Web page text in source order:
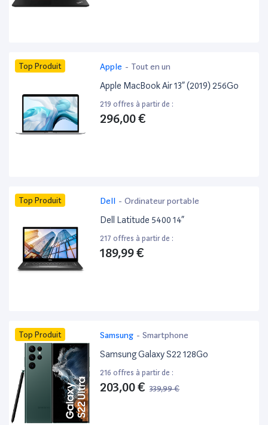
Top Produit Apple - Tout en un
Apple MacBook Air 13” (2019) 256Go
219 offres à partir de :
296,00 €
Top Produit Dell - Ordinateur portable
Dell Latitude 5400 14”
217 offres à partir de :
189,99 €
Top Produit Samsung - Smartphone
Samsung Galaxy S22 128Go
216 offres à partir de :
203,00 € 339,99 €